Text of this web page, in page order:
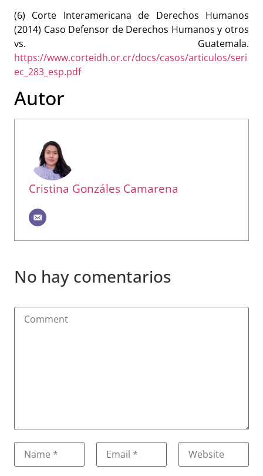
(6) Corte Interamericana de Derechos Humanos
(2014) Caso Defensor de Derechos Humanos y otros
vs. Guatemala.
https://www.corteidh.or.cr/docs/casos/articulos/seri
ec_283_esp.pdf
Autor
Cristina Gonzáles Camarena
No hay comentarios